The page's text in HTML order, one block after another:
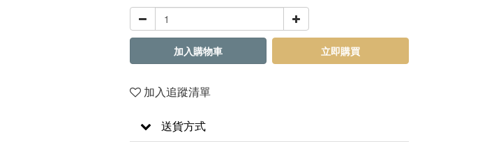
加入購物車 立即購買
加入追蹤清單
送貨方式